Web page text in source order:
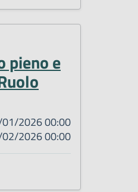
pieno e
2026 00:00
2026 00:00